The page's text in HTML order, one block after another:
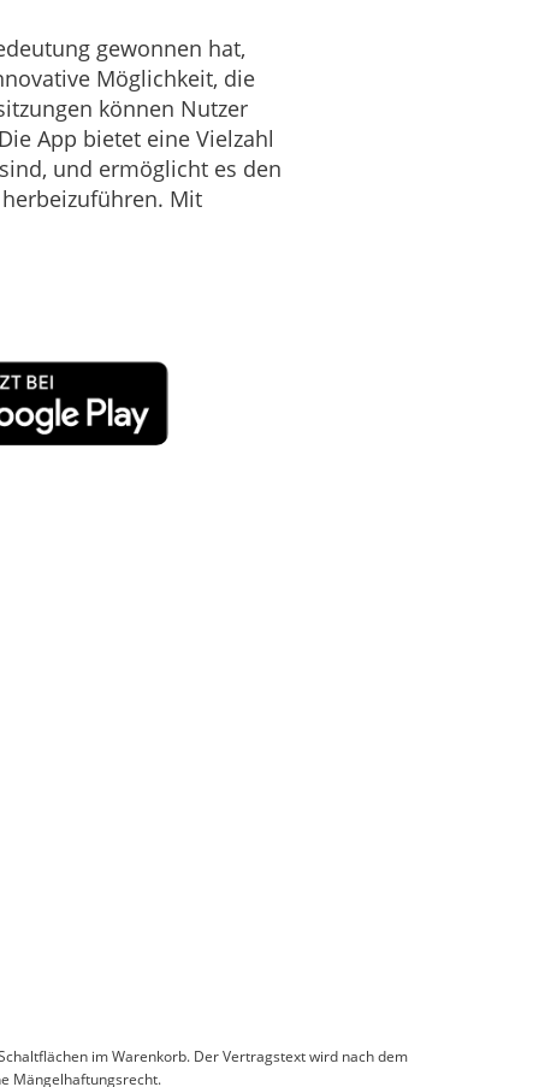
gewonnen hat,
Möglichkeit, die
können Nutzer
App bietet eine Vielzahl
und ermöglicht es den
Mit
im Warenkorb. Der Vertragstext wird nach dem
Mängelhaftungsrecht.